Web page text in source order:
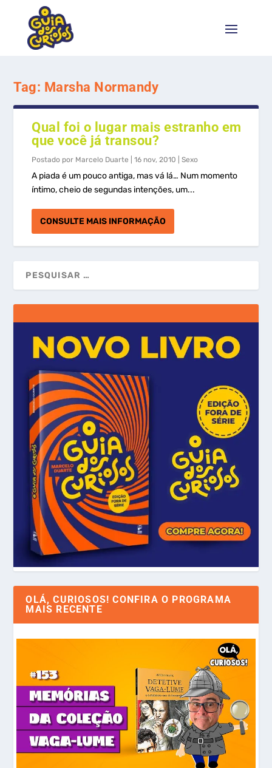
Tag: Marsha Normandy
Qual foi o lugar mais estranho em
que você já transou?
Postado por Marcelo Duarte |16 nov, 2010 |Sexo
A piada é um pouco antiga, mas vá lá… Num momento
íntimo, cheio de segundas intenções, um...
CONSULTE MAIS INFORMAÇÃO
OLÁ, CURIOSOS! CONFIRA O PROGRAMA
MAIS RECENTE